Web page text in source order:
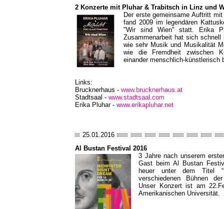
2 Konzerte mit Pluhar & Trabitsch in Linz und
Der erste gemeinsame Auftritt
fand 2009 im legendären
"Wir sind Wien" statt. Erika
Zusammenarbeit hat sich
wie sehr Musik und Musikalität
wie die Fremdheit zwischen
einander menschlich-künstlerisch
Links:
Brucknerhaus - www.brucknerhaus.at
Stadtsaal - www.stadtsaal.com
Erika Pluhar - www.erikapluhar.net
25.01.2016
Al Bustan Festival 2016
3 Jahre nach unserem
Gast beim Al Bustan
heuer unter dem Titel
verschiedenen Bühnen
Unser Konzert ist am
Amerikanischen Universität.